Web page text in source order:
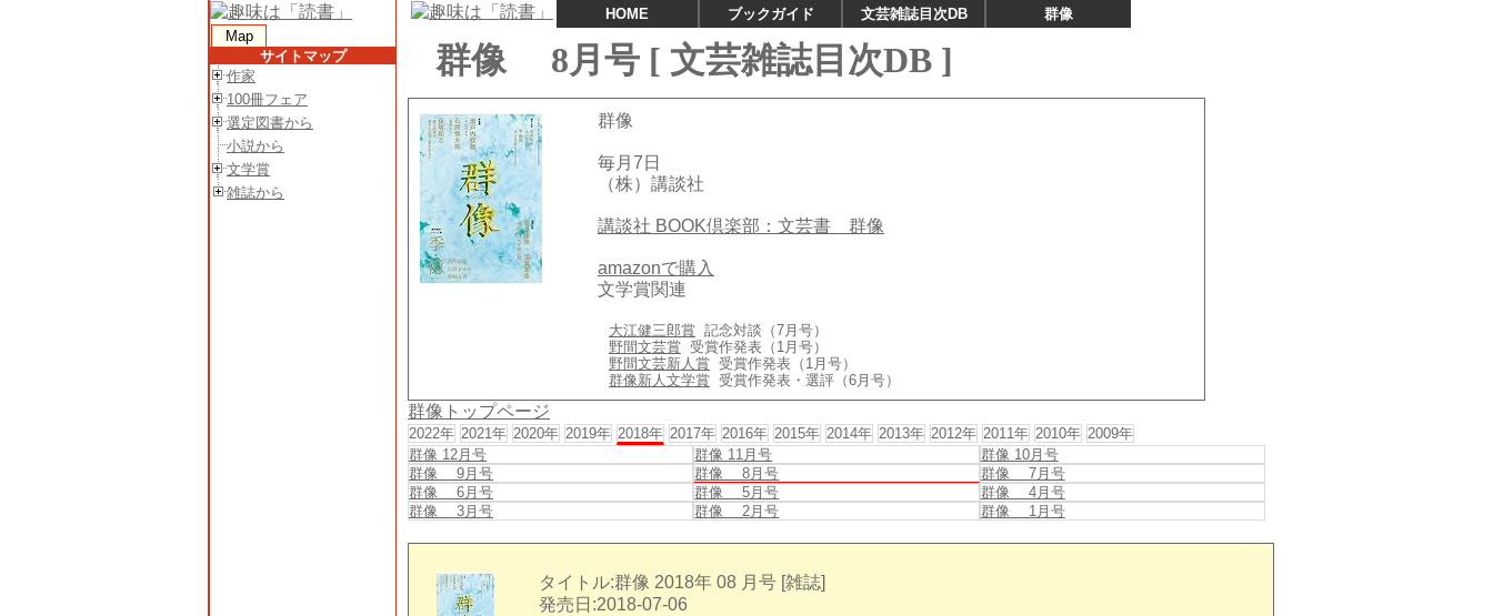
Map
サイトマップ
作家
100冊フェア
選定図書から
小説から
文学賞
雑誌から
HOME ブックガイド 文芸雑誌目次DB 群像
群像 8月号 [ 文芸雑誌目次DB ]
群像
毎月7日
（株）講談社
講談社 BOOK倶楽部：文芸書 群像
amazonで購入
文学賞関連
大江健三郎賞 記念対談（7月号）
野間文芸賞 受賞作発表（1月号）
野間文芸新人賞 受賞作発表（1月号）
群像新人文学賞 受賞作発表・選評（6月号）
群像トップページ
2022年 2021年 2020年 2019年 2018年 2017年 2016年 2015年 2014年 2013年 2012年 2011年 2010年 2009年
群像 12月号
群像 11月号
群像 10月号
群像 9月号
群像 8月号
群像 7月号
群像 6月号
群像 5月号
群像 4月号
群像 3月号
群像 2月号 群像 1月号
タイトル:群像 2018年 08 月号 [雑誌]
発売日:2018-07-06